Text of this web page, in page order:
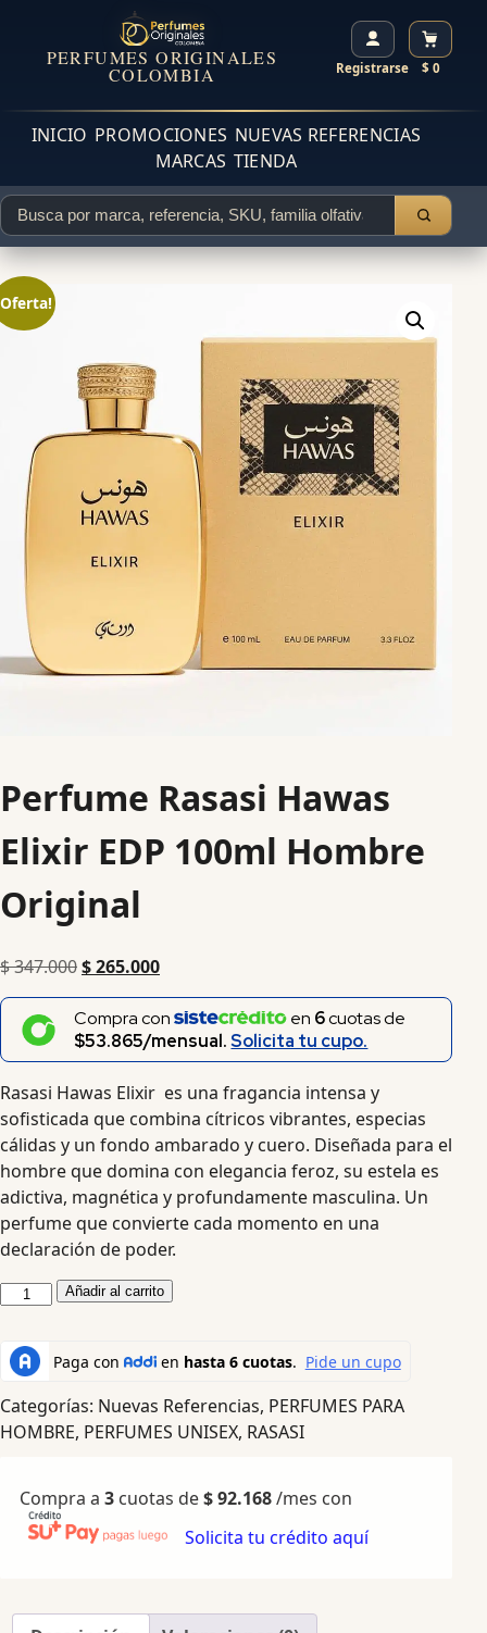
PERFUMES ORIGINALES
COLOMBIA Registrarse $ 0
INICIO PROMOCIONES NUEVAS REFERENCIAS
MARCAS TIENDA
Perfume Rasasi Hawas
Elixir EDP 100ml Hombre
Original
$347.000$265.000
Compra con en 6cuotas de
$53.865/mensual.Solicita tu cupo.
Rasasi Hawas Elixir es una fragancia intensa y
sofisticada que combina cítricos vibrantes, especias
cálidas y un fondo ambarado y cuero. Diseñada para el
hombre que domina con elegancia feroz, su estela es
adictiva, magnética y profundamente masculina. Un
perfume que convierte cada momento en una
declaración de poder.
Añadir al carrito
Categorías: Nuevas Referencias, PERFUMES PARA
HOMBRE, PERFUMES UNISEX, RASASI
Compra a 3 cuotas de$92.168/mes con
Solicita tu crédito aquí